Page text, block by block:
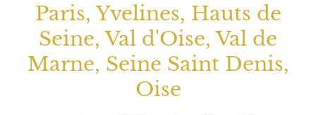
Paris, Yvelines, Hauts de
Seine, Val d'Oise, Val de
Marne, Seine Saint Denis,
Oise